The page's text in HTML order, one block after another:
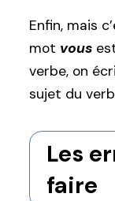
Enfin, mais
mot vous
verbe, on
sujet du
Les
faire